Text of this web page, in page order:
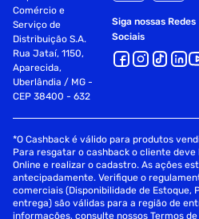
Comércio e
Serviço de
Distribuição S.A.
Rua Jataí, 1150,
Aparecida,
Uberlândia / MG -
CEP 38400 - 632
Siga nossas Redes
Sociais
*O Cashback é válido para produtos
Para resgatar o cashback o cliente
Online e realizar o cadastro. As ações
antecipadamente. Verifique o
comerciais (Disponibilidade de Estoque,
entrega) são válidas para a região de
informações, consulte nossos Termos de